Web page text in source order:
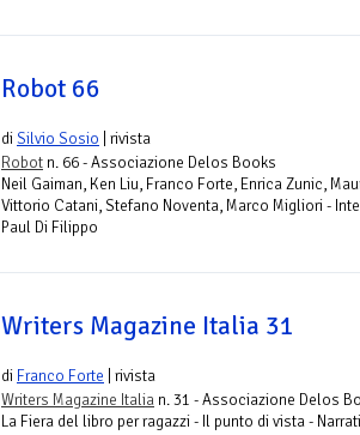
Robot 66
diSilvio Sosio | rivista
Robot n. 66 - Associazione Delos Books
Neil Gaiman, Ken Liu, Franco Forte, Enrica Zunic,
Vittorio Catani, Stefano Noventa, Marco Migliori -
Paul Di Filippo
Writers Magazine Italia 31
di Franco Forte | rivista
Writers Magazine Italia n. 31 - Associazione Delos
La Fiera del libro per ragazzi - Il punto di vista -